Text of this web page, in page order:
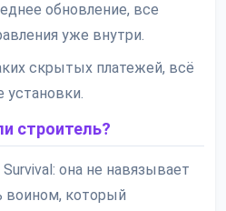
обновление, все
уже внутри.
скрытых платежей, всё
установки.
строитель?
она не навязывает
воином, который